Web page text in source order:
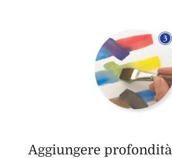
Aggiungere profondità